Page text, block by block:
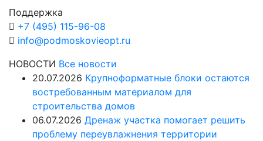
Поддержка
+7 (495) 115-96-08
info@podmoskovieopt.ru
НОВОСТИ Все новости
20.07.2026 Крупноформатные блоки остаются
востребованным материалом для
строительства домов
06.07.2026 Дренаж участка помогает решить
проблему переувлажнения территории